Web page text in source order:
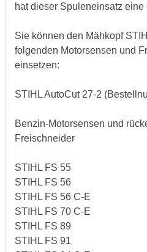
hat dieser Spuleneinsatz
Sie können den Mähkopf
folgenden Motorsensen und
einsetzen:
STIHL AutoCut 27-2
Benzin-Motorsensen und
Freischneider
STIHL FS 55
STIHL FS 56
STIHL FS 56 C-E
STIHL FS 70 C-E
STIHL FS 89
STIHL FS 91